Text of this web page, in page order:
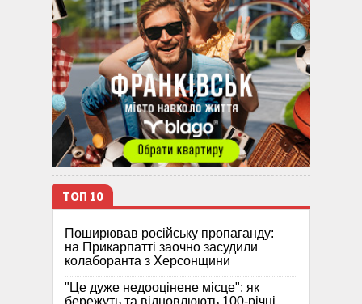
ТОП 10
Поширював російську пропаганду:
на Прикарпатті заочно засудили
колаборанта з Херсонщини
"Це дуже недооцінене місце": як